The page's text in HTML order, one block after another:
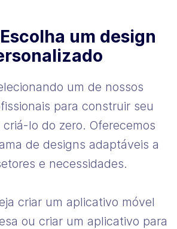
um design
um de nossos
para construir seu
lo do zero. Oferecemos
de designs adaptáveis ​​a
e necessidades.
criar um aplicativo móvel
ou criar um aplicativo para